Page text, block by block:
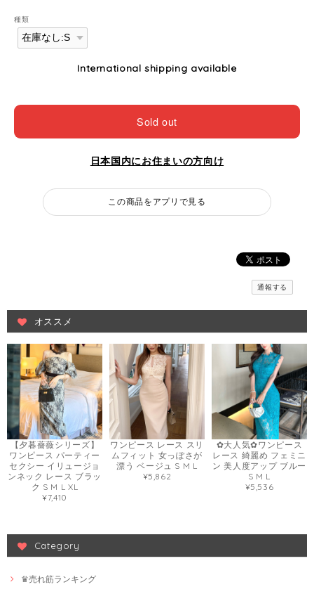
種類
International shipping available
Sold out
日本国内にお住まいの方向け
この商品をアプリで見る
通報する
オススメ
【夕暮薔薇シリーズ】
ワンピース パーティー
セクシー イリュージョ
ンネック レース ブラッ
ク S M L XL
¥7,410
ワンピース レース スリ
ムフィット 女っぽさが
漂う ベージュ S M L
¥5,862
✿大人気✿ワンピース
レース 綺麗め フェミニ
ン 美人度アップ ブルー
S M L
¥5,536
Category
♛売れ筋ランキング